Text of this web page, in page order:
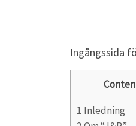
Ingångssida
1 Inledning